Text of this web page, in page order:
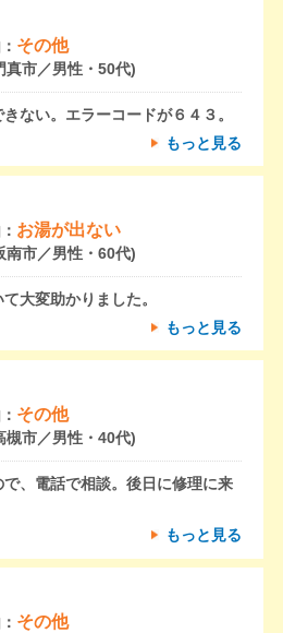
その他
真市／男性・50代)
ない。エラーコードが６４３。
もっと見る
お湯が出ない
南市／男性・60代)
大変助かりました。
もっと見る
その他
槻市／男性・40代)
、電話で相談。後日に修理に来
もっと見る
その他